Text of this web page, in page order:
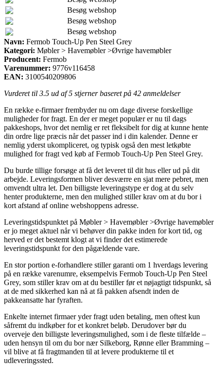
Besøg webshop
Besøg webshop
Besøg webshop
Navn: Fermob Touch-Up Pen Steel Grey
Kategori: Møbler > Havemøbler >Øvrige havemøbler
Producent: Fermob
Varenummer: 9776v116458
EAN: 3100540209806
Vurderet til 3.5 ud af 5 stjerner baseret på 42 anmeldelser
En række e-firmaer frembyder nu om dage diverse forskellige
muligheder for fragt. En der er meget populær er nu til dags
pakkeshops, hvor det nemlig er ret fleksibelt for dig at kunne hente
din ordre lige præcis når det passer ind i din kalender. Denne er
nemlig yderst ukompliceret, og typisk også den mest letkøbte
mulighed for fragt ved køb af Fermob Touch-Up Pen Steel Grey.
Du burde tillige forsøge at få det leveret til dit hus eller ud på dit
arbejde. Leveringsformen bliver desværre en sjat mere pebret, men
omvendt ultra let. Den billigste leveringstype er dog at du selv
henter produkterne, men den mulighed stiller krav om at du bor i
kort afstand af online webshoppens adresse.
Leveringstidspunktet på Møbler > Havemøbler >Øvrige havemøbler
er jo meget aktuel når vi behøver din pakke inden for kort tid, og
herved er det bestemt klogt at vi finder det estimerede
leveringstidspunkt for den pågældende vare.
En stor portion e-forhandlere stiller garanti om 1 hverdags levering
på en række varenumre, eksempelvis Fermob Touch-Up Pen Steel
Grey, som stiller krav om at du bestiller før et nøjagtigt tidspunkt, så
at de med sikkerhed kan nå at få pakken afsendt inden de
pakkeansatte har fyraften.
Enkelte internet firmaer yder fragt uden betaling, men oftest kun
såfremt du indkøber for et konkret beløb. Derudover bør du
overveje den billigste leveringsmulighed, som i de fleste tilfælde –
uden hensyn til om du bor nær Silkeborg, Rønne eller Bramming –
vil blive at få fragtmanden til at levere produkterne til et
udleveringssted.